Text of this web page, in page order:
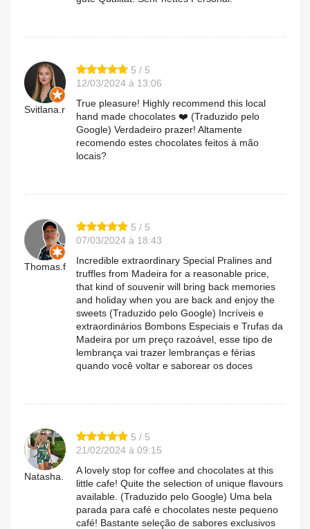
Svitlana.r
5 / 5
12/03/2024 à 13:06
True pleasure! Highly recommend this local
hand made chocolates ❤️ (Traduzido pelo
Google) Verdadeiro prazer! Altamente
recomendo estes chocolates feitos à mão
locais?
Thomas.f
5 / 5
07/03/2024 à 18:43
Incredible extraordinary Special Pralines and
truffles from Madeira for a reasonable price,
that kind of souvenir will bring back memories
and holiday when you are back and enjoy the
sweets (Traduzido pelo Google) Incríveis e
extraordinários Bombons Especiais e Trufas da
Madeira por um preço razoável, esse tipo de
lembrança vai trazer lembranças e férias
quando você voltar e saborear os doces
Natasha.
5 / 5
21/02/2024 à 09:15
A lovely stop for coffee and chocolates at this
little cafe! Quite the selection of unique flavours
available. (Traduzido pelo Google) Uma bela
parada para café e chocolates neste pequeno
café! Bastante seleção de sabores exclusivos